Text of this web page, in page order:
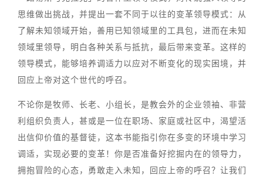
思维做出挑战，并提出一套不同于以往的变革领导模式：从
了解未知领域开始，善用已知领域里的工具包，进而在未知
领域里领导，明白各种关系与抵抗，最后带来变革。这样的
领导模式，能够培养调适力以应对不断变化的现实困境，并
回应上帝对这个世代的呼召。
不论你是牧师、长老、小组长，是教会外的企业领袖、非营
利组织负责人，甚或是一位在职场、家庭或社区中，渴望活
出信仰价值的基督徒，这本书能指引你在多变的环境中学习
调适，实现必要的变革！你是否准备好挖掘内在的领导力，
拥抱冒险的心态，勇敢走入未知，回应上帝的呼召？让我们